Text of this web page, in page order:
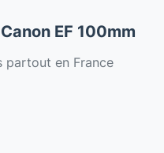
EF 100mm
partout en France